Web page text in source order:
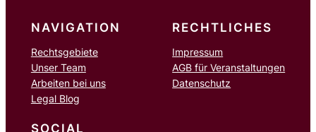
NAVIGATION
Rechtsgebiete
Unser Team
Arbeiten bei uns
Legal Blog
RECHTLICHES
Impressum
AGB für Veranstaltungen
Datenschutz
SOCIAL